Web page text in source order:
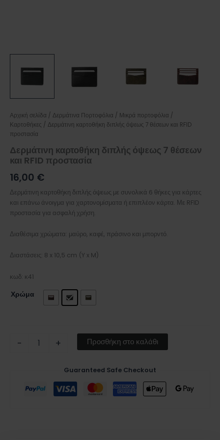
Αρχική σελίδα / Δερμάτινα Πορτοφόλια / Μικρά πορτοφόλια /
Καρτοθήκες / Δερμάτινη καρτοθήκη διπλής όψεως 7 θέσεων και RFID
προστασία
Δερμάτινη καρτοθήκη διπλής όψεως 7 θέσεων
και RFID προστασία
16,00 €
Δερμάτινη καρτοθήκη διπλής όψεως με συνολικά 6 θήκες για κάρτες
και επάνω άνοιγμα για χαρτονομίσματα ή επιπλέον κάρτα. Με RFID
προστασία για ασφαλή χρήση.
Διαθέσιμα χρώματα: μαύρο, καφέ, πράσινο και μπορντό.
Διαστάσεις: 8 x 10,5 cm (Y x M)
κωδ: κ41
Χρώμα
- + Προσθήκη στο καλάθι
Guaranteed Safe Checkout